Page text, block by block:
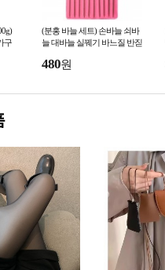
구
(분홍 바늘 세트) 손바늘 쇠바
늘 대바늘 실꿰기 바느질 반짇
480원